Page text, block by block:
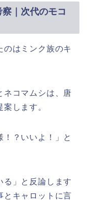
｜次代のモコ
のはミンク族のキ
ネコマムシは、唐
します。
？いいよ！」と
る」と反論します
とキャロットに言